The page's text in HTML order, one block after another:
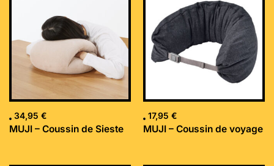
34,95 €
MUJI – Coussin de Sieste
17,95 €
MUJI – Coussin de voyage